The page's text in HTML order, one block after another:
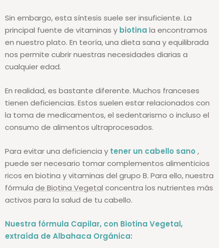
Sin embargo, esta síntesis suele ser insuficiente. La
principal fuente de vitaminas y biotina la encontramos
en nuestro plato. En teoría, una dieta sana y equilibrada
nos permite cubrir nuestras necesidades diarias a
cualquier edad.
En realidad, es bastante diferente. Muchos franceses
tienen deficiencias. Estos suelen estar relacionados con
la toma de medicamentos, el sedentarismo o incluso el
consumo de alimentos ultraprocesados.
Para evitar una deficiencia y tener un cabello sano ,
puede ser necesario tomar complementos alimenticios
ricos en biotina y vitaminas del grupo B. Para ello, nuestra
fórmula de Biotina Vegetal concentra los nutrientes más
activos para la salud de tu cabello.
Nuestra fórmula Capilar, con Biotina Vegetal,
extraída de Albahaca Orgánica: